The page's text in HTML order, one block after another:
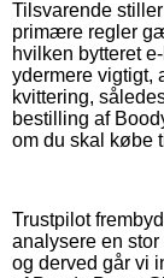
Tilsvarende
primære regler
hvilken bytteret
ydermere vigtigt,
kvittering,
bestilling af
om du skal købe
Trustpilot
analysere en
og derved går vi